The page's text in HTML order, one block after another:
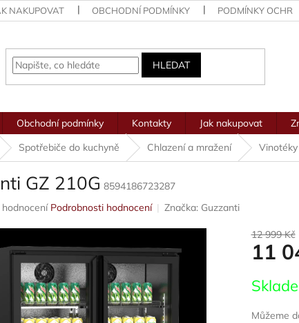
NAKUPOVAT OBCHODNÍ PODMÍNKY PODMÍNKY
HLEDAT
Obchodní podmínky Kontakty Jak nakupovat
Spotřebiče do kuchyně Chlazení a mražení Vinotéky
GZ 210G 8594186723287
hvězdiček.
hodnocení Podrobnosti hodnocení Značka: Guzzanti
12 999 Kč
11
cena:
Můžeme